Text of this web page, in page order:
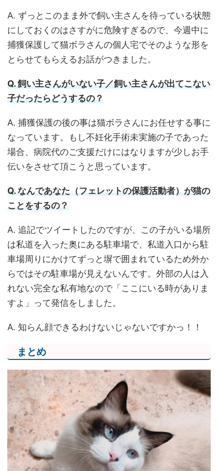
A. ずっとこのまま外で飼い主さんを待っている状態
にしておくのはさすがに危険すぎるので、今週中に
捕獲保護して猫ボラさんの個人宅でそのような形を
とらせてもらえるお話がつきました。
Q. 飼い主さんがいない子／飼い主さんが出てこない
子だったらどうするの？
A. 捕獲保護の後の事は猫ボラさんにお任せする事に
なっています。もし不妊化手術未実施の子であった
場合、病院代のご支援だけにはなりますが少しお手
伝いをさせて頂こうと思っています。
Q. なんであなた（フェレットの保護活動者）が猫の
ことをするの？
A. 追記でツイートしたのですが、この子がいる場所
は私道を入った奥にある駐車場で、私道入口から駐
車場周りにかけてずっと塀で囲まれているため外か
らではその駐車場が見えないんです。外部の人は入
れない完全な私有地なので「ここにいる時がありま
すよ」って発信をしました。
A. 知らん顔できるわけないじゃないですかっ！！
まとめ